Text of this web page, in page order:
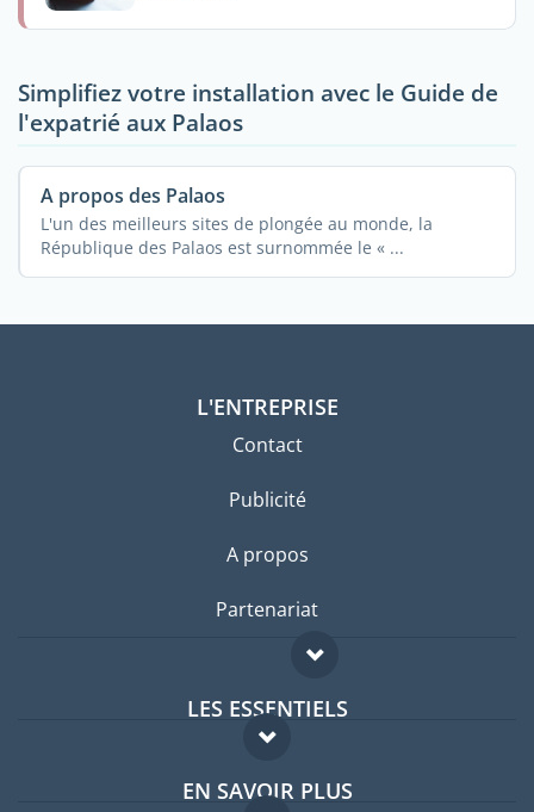
Simplifiez votre installation avec le Guide de
l'expatrié aux Palaos
A propos des Palaos
L'un des meilleurs sites de plongée au monde, la
République des Palaos est surnommée le « ...
L'ENTREPRISE
Contact
Publicité
A propos
Partenariat
LES ESSENTIELS
Forum expatriés
Guides pays
EN SAVOIR PLUS